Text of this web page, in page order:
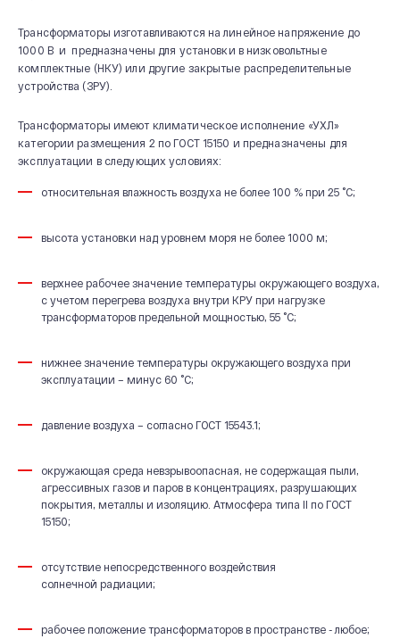
Охрана труда
20 лет СВЭЛ
Трансформаторы изготавливаются на линейное напряжение до
1000 В и предназначены для установки в низковольтные
комплектные (НКУ) или другие закрытые распределительные
устройства (ЗРУ).
Трансформаторы имеют климатическое исполнение «УХЛ»
категории размещения 2 по ГОСТ 15150 и предназначены для
эксплуатации в следующих условиях:
относительная влажность воздуха не более 100 % при 25 ˚С;
высота установки над уровнем моря не более 1000 м;
верхнее рабочее значение температуры окружающего воздуха,
с учетом перегрева воздуха внутри КРУ при нагрузке
трансформаторов предельной мощностью, 55 ˚С;
нижнее значение температуры окружающего воздуха при
эксплуатации – минус 60 ˚С;
давление воздуха – согласно ГОСТ 15543.1;
окружающая среда невзрывоопасная, не содержащая пыли,
агрессивных газов и паров в концентрациях, разрушающих
покрытия, металлы и изоляцию. Атмосфера типа II по ГОСТ
15150;
отсутствие непосредственного воздействия
солнечной радиации;
рабочее положение трансформаторов в пространстве - любое;